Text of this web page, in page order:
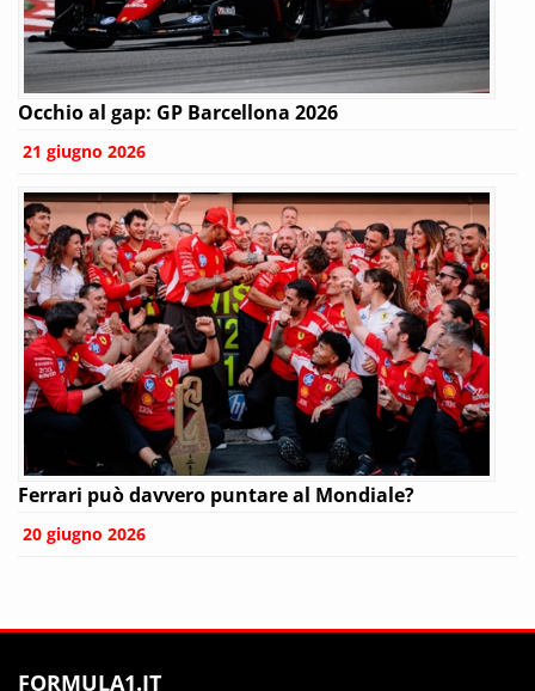
Occhio al gap: GP Barcellona 2026
21 giugno 2026
Ferrari può davvero puntare al Mondiale?
20 giugno 2026
FORMULA1.IT